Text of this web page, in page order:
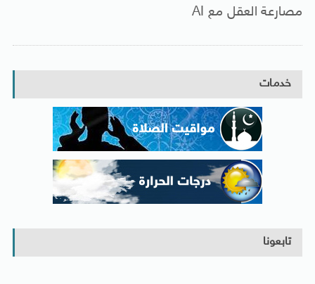
مصارعة العقل مع AI
خدمات
تابعونا